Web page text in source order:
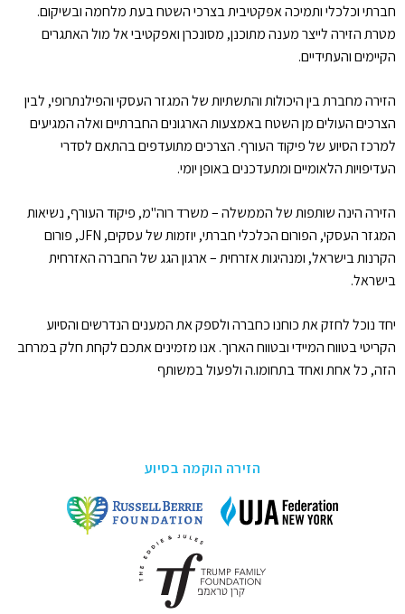
חברתי וכלכלי ותמיכה אפקטיבית בצרכי השטח בעת מלחמה ובשיקום.
מטרת הזירה לייצר מענה מתוכנן, מסונכרן ואפקטיבי אל מול האתגרים
הקיימים והעתידיים.
הזירה מחברת בין היכולות והתשתיות של המגזר העסקי והפילנתרופי, לבין
הצרכים העולים מן השטח באמצעות הארגונים החברתיים ואלה המגיעים
למרכז הסיוע של פיקוד העורף. הצרכים מתועדפים בהתאם לסדרי
העדיפויות הלאומיים ומתעדכנים באופן יומי.
הזירה הינה שותפות של הממשלה – משרד רוה"מ, פיקוד העורף, נשיאות
המגזר העסקי, הפורום הכלכלי חברתי, יוזמות של עסקים, JFN, פורום
הקרנות בישראל, ומנהיגות אזרחית – ארגון הגג של החברה האזרחית
בישראל.
יחד נוכל לחזק את כוחנו כחברה ולספק את המענים הנדרשים והסיוע
הקריטי בטווח המיידי ובטווח הארוך. אנו מזמינים אתכם לקחת חלק במרחב
הזה, כל אחת ואחד בתחומו.ה ולפעול במשותף
הזירה הוקמה בסיוע